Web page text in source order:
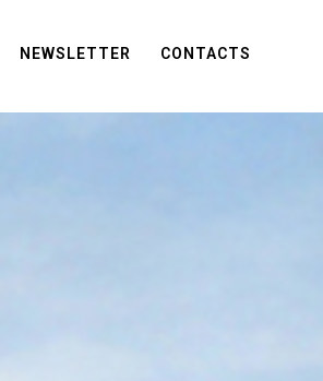
NEWSLETTER CONTACTS